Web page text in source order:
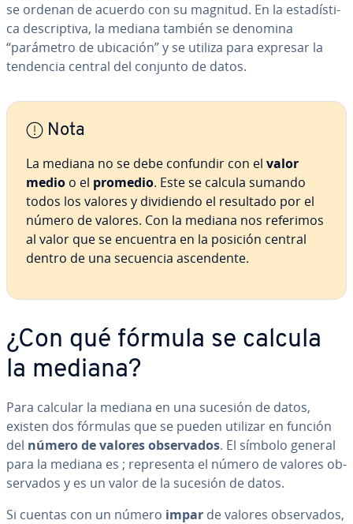
se ordenan de acuerdo con su magnitud. En la es­ta­dí­s­ti­
ca de­s­cri­p­ti­va, la mediana también se denomina
“parámetro de ubicación” y se utiliza para expresar la
tendencia central del conjunto de datos.
Nota
La mediana no se debe confundir con el valor
medio o el promedio. Este se calcula sumando
todos los valores y di­vi­die­n­do el resultado por el
número de valores. Con la mediana nos referimos
al valor que se encuentra en la posición central
dentro de una secuencia as­ce­n­de­n­te.
¿Con qué fórmula se calcula
la mediana?
Para calcular la mediana en una sucesión de datos,
existen dos fórmulas que se pueden utilizar en función
del número de valores ob­se­r­va­dos. El símbolo general
para la mediana es ; re­pre­se­n­ta el número de valores ob­
se­r­va­dos y es un valor de la sucesión de datos.
Si cuentas con un número impar de valores ob­se­r­va­dos,